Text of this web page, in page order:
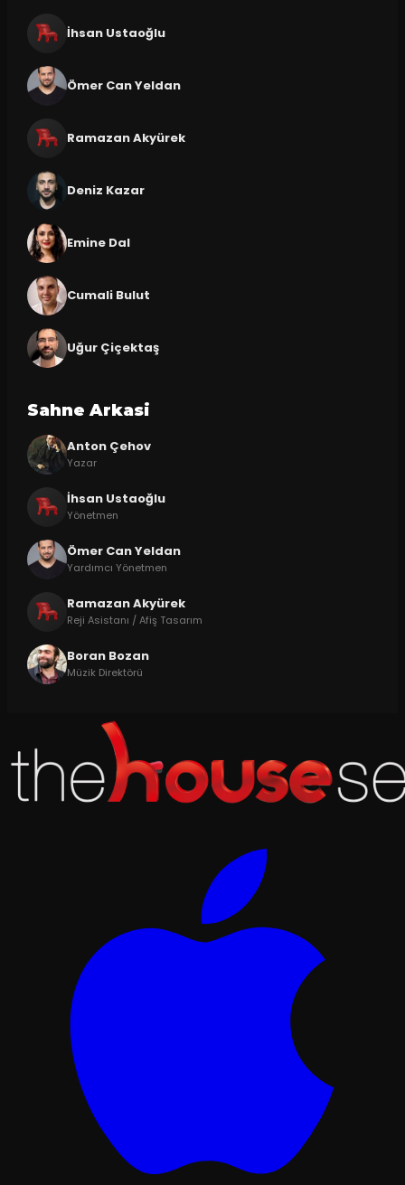
İhsan Ustaoğlu
Ömer Can Yeldan
Ramazan Akyürek
Deniz Kazar
Emine Dal
Cumali Bulut
Uğur Çiçektaş
Sahne Arkasi
Anton Çehov
Yazar
İhsan Ustaoğlu
Yönetmen
Ömer Can Yeldan
Yardımcı Yönetmen
Ramazan Akyürek
Reji Asistanı / Afiş Tasarım
Boran Bozan
Müzik Direktörü